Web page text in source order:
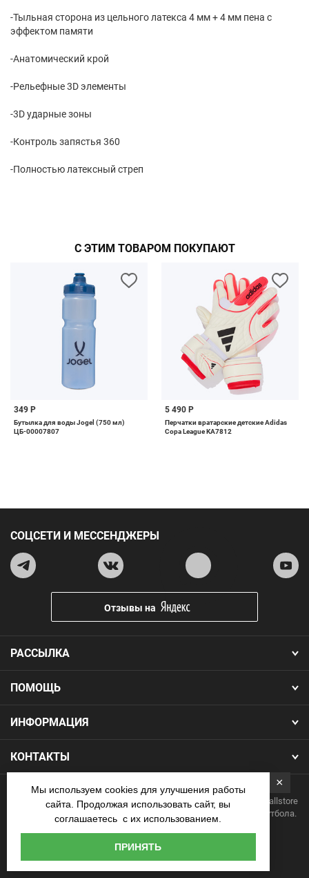
-Тыльная сторона из цельного латекса 4 мм + 4 мм пена с
эффектом памяти
-Анатомический крой
-Рельефные 3D элементы
-3D ударные зоны
-Контроль запястья 360
-Полностью латексный стреп
С ЭТИМ ТОВАРОМ ПОКУПАЮТ
349 Р
Бутылка для воды Jogel (750 мл)
ЦБ-00007807
5 490 Р
Перчатки вратарские детские Adidas
Copa League KA7812
ПОМОЩЬ
ИНФОРМАЦИЯ
КОНТАКТЫ
РАССЫЛКА
СОЦСЕТИ И МЕССЕНДЖЕРЫ
Отзывы на
Copyright 2026.Все права защищены. Интернет-магазин Footballstore
— продажа футбольной формы, бутс, мячей и одежды для футбола.
×
Мы используем cookies для улучшения работы
сайта. Продолжая использовать сайт, вы
соглашаетесь с их использованием.
ПРИНЯТЬ